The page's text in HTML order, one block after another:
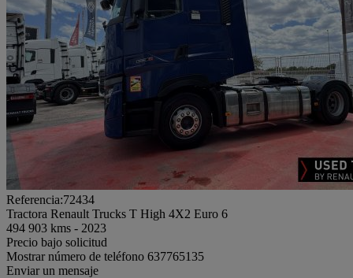
Referencia:72434
Tractora Renault Trucks T High 4X2 Euro 6
494 903 kms - 2023
Precio bajo solicitud
Mostrar número de teléfono 637765135
Enviar un mensaje